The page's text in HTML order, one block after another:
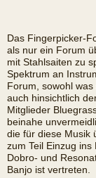
Das Fingerpicker-
als nur ein Forum
mit Stahlsaiten zu
Spektrum an
Forum, sowohl
auch hinsichtlich
Mitglieder
beinahe
die für diese Musik
zum Teil Einzug
Dobro- und
Banjo ist vertreten.